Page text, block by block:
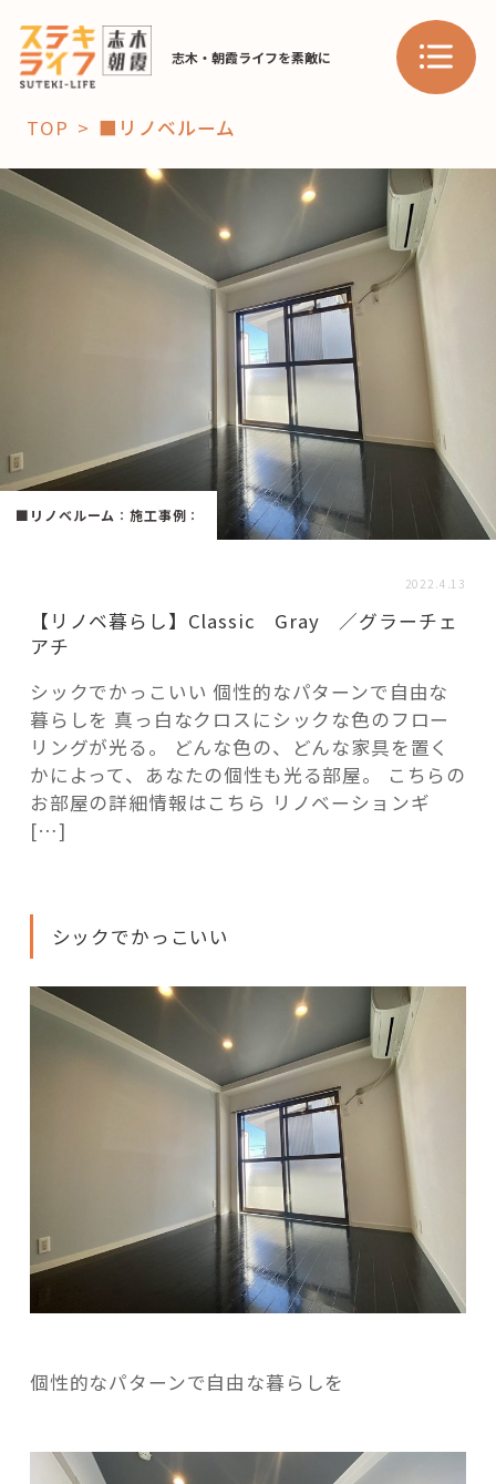
志木・朝霞ライフを素敵に
「コト」
子育て
暮らし
おすすめ
学び・教育
HAREL HAREL
活用事例
「ひと」
協賛・協力店
TOP ■リノベルーム
■リノベルーム ：施工事例 ：
2022.4.13
【リノベ暮らし】Classic Gray ／グラーチェ
アチ
シックでかっこいい 個性的なパターンで自由な
暮らしを 真っ白なクロスにシックな色のフロー
リングが光る。 どんな色の、どんな家具を置く
かによって、あなたの個性も光る部屋。 こちらの
お部屋の詳細情報はこちら リノベーションギ
[…]
シックでかっこいい
個性的なパターンで自由な暮らしを